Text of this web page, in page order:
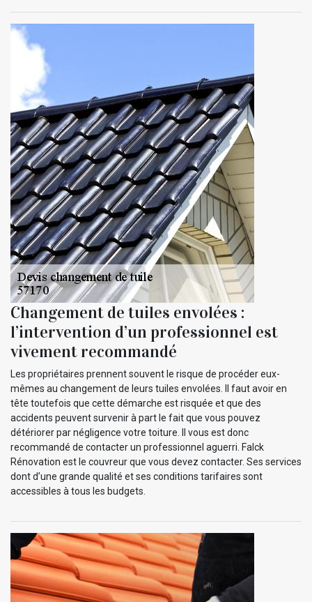
Changement de tuiles envolées :
l’intervention d’un professionnel est
vivement recommandé
Les propriétaires prennent souvent le risque de procéder eux-
mêmes au changement de leurs tuiles envolées. Il faut avoir en
tête toutefois que cette démarche est risquée et que des
accidents peuvent survenir à part le fait que vous pouvez
détériorer par négligence votre toiture. Il vous est donc
recommandé de contacter un professionnel aguerri. Falck
Rénovation est le couvreur que vous devez contacter. Ses services
dont d’une grande qualité et ses conditions tarifaires sont
accessibles à tous les budgets.